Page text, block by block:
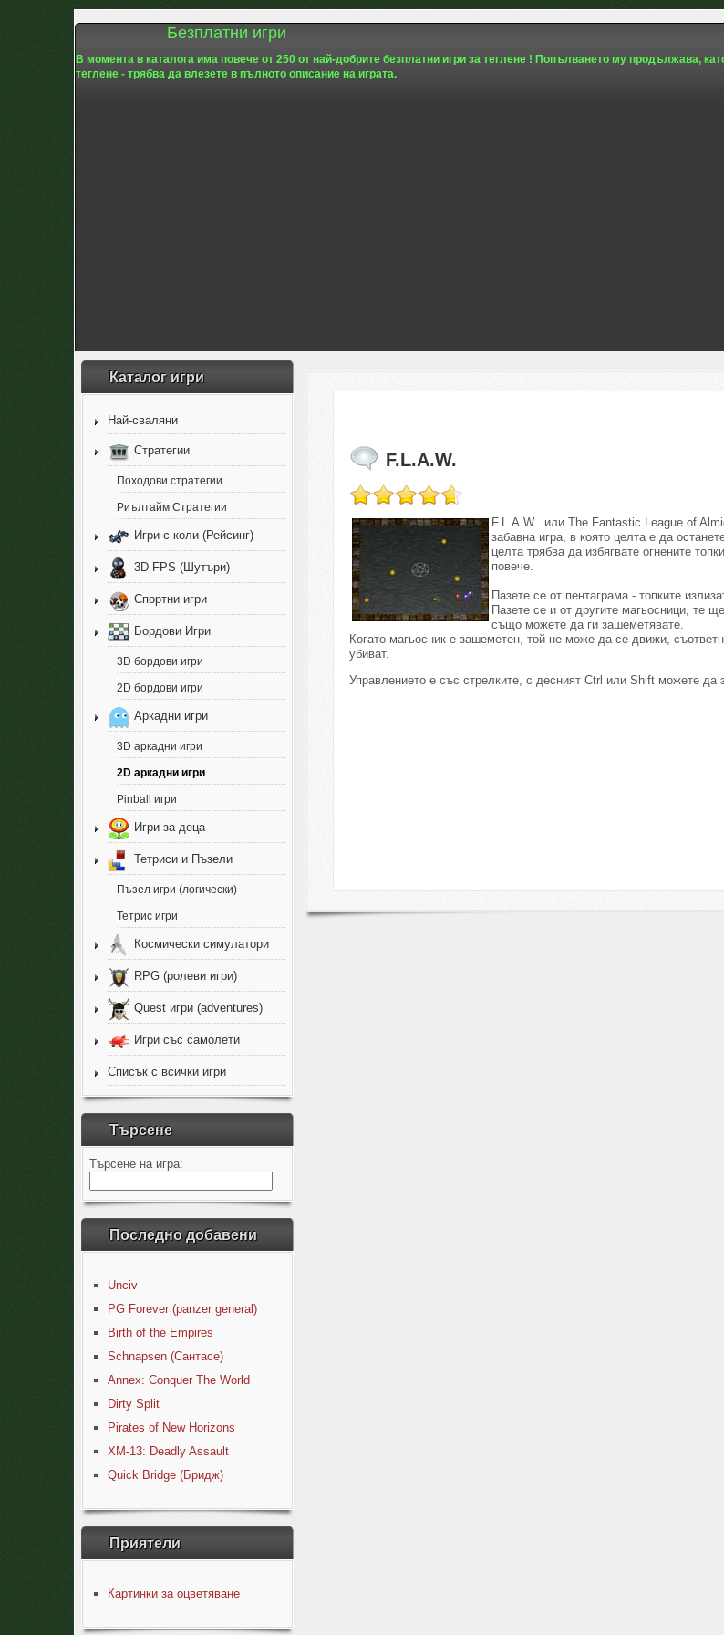
Безплатни игри
В момента в каталога има повече от 250 от най-добрите безплатни игри за теглене ! Попълването му продължава,
теглене - трябва да влезете в пълното описание на играта.
Каталог игри
Най-сваляни
Стратегии
Походови стратегии
Риълтайм Стратегии
Игри с коли (Рейсинг)
3D FPS (Шутъри)
Спортни игри
Бордови Игри
3D бордови игри
2D бордови игри
Аркадни игри
3D аркадни игри
2D аркадни игри
Pinball игри
Игри за деца
Тетриси и Пъзели
Пъзел игри (логически)
Тетрис игри
Космически симулатори
RPG (ролеви игри)
Quest игри (adventures)
Игри със самолети
Списък с всички игри
Търсене
Търсене на игра:
Последно добавени
Unciv
PG Forever (panzer general)
Birth of the Empires
Schnapsen (Сантасе)
Annex: Conquer The World
Dirty Split
Pirates of New Horizons
XM-13: Deadly Assault
Quick Bridge (Бридж)
Приятели
Картинки за оцветяване
F.L.A.W.
F.L.A.W. или The Fantastic League of
забавна игра, в която целта е да
целта трябва да избягвате огнените
повече.
Пазете се от пентаграма - топките
Пазете се и от другите магьосници, те
също можете да ги зашеметявате.
Когато магьосник е зашеметен, той не може да се движи,
убиват.
Управлението е със стрелките, с десният Ctrl или Shift можете да